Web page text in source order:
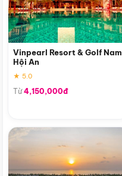
Vinpearl Resort & Golf Nam
Hội An
★ 5.0
Từ4,150,000đ